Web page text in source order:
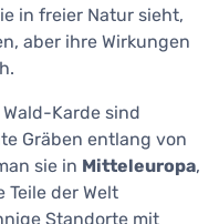
in freier Natur sieht,
aber ihre Wirkungen
Karde sind
Gräben entlang von
sie in Mitteleuropa,
der Welt
Standorte mit